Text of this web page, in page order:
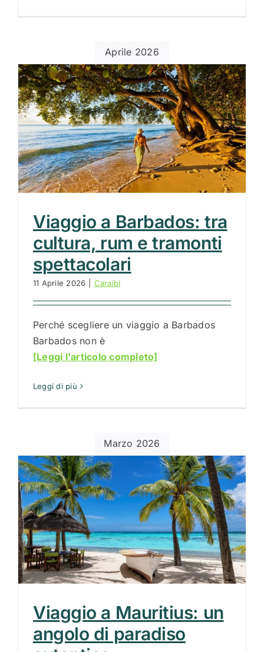
Aprile 2026
Viaggio a Barbados: tra
cultura, rum e tramonti
spettacolari
11 Aprile 2026 Caraibi
Perché scegliere un viaggio a Barbados
Barbados non è
[Leggi l'articolo completo]
Leggi di più
Marzo 2026
Viaggio a Mauritius: un
angolo di paradiso